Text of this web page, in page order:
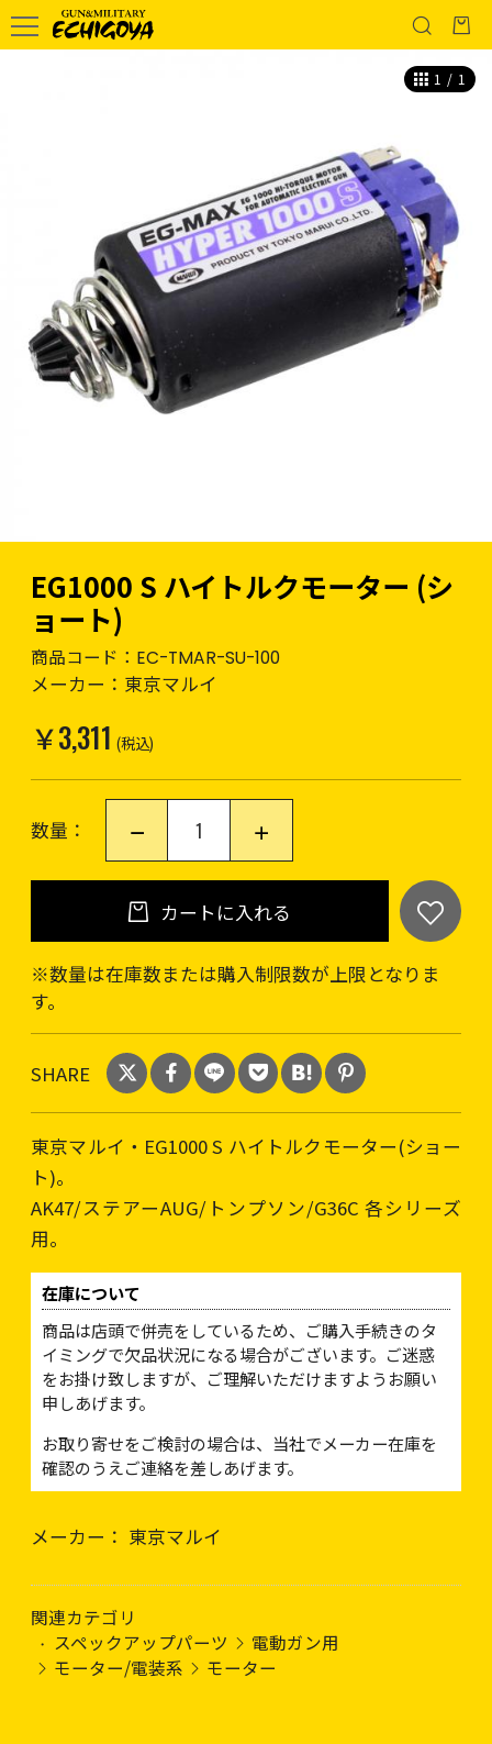
1 / 1
EG1000 S ハイトルクモーター (シ
ョート)
商品コード： EC-TMAR-SU-100
メーカー： 東京マルイ
￥3,311 (税込)
数量：
カートに入れる
※数量は在庫数または購入制限数が上限となりま
す。
SHARE
東京マルイ・EG1000 S ハイトルクモーター(ショー
ト)。
AK47/ステアーAUG/トンプソン/G36C 各シリーズ
用。
在庫について
商品は店頭で併売をしているため、ご購入手続きのタ
イミングで欠品状況になる場合がございます。ご迷惑
をお掛け致しますが、ご理解いただけますようお願い
申しあげます。
お取り寄せをご検討の場合は、当社でメーカー在庫を
確認のうえご連絡を差しあげます。
メーカー： 東京マルイ
関連カテゴリ
スペックアップパーツ
電動ガン用
モーター/電装系
モーター